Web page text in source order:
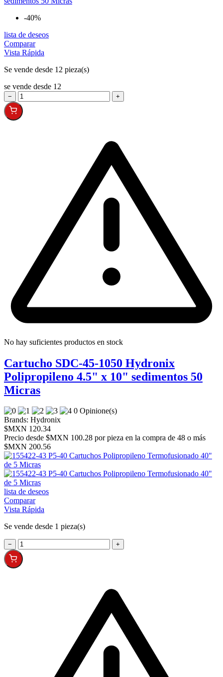
-40%
lista de deseos
Comparar
Vista Rápida
Se vende desde 12 pieza(s)
se vende desde 12
− +
No hay suficientes productos en stock
Cartucho SDC-45-1050 Hydronix
Polipropileno 4.5" x 10" sedimentos 50
Micras
0 Opinione(s)
Brands: Hydronix
$MXN 120.34
Precio desde $MXN 100.28 por pieza en la compra de 48 o más
$MXN 200.56
lista de deseos
Comparar
Vista Rápida
Se vende desde 1 pieza(s)
− +